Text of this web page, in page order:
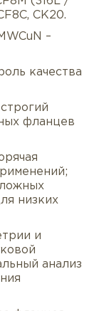
CK20.
–
качества
фланцев
низких
и
анализ